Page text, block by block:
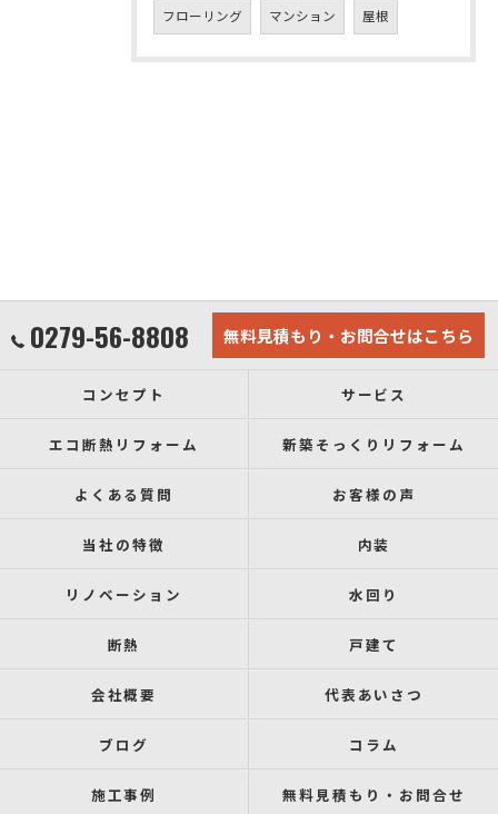
フローリング マンション 屋根
0279-56-8808 無料見積もり・お問合せはこちら
コンセプト サービス
エコ断熱リフォーム 新築そっくりリフォーム
よくある質問 お客様の声
当社の特徴 内装
リノベーション 水回り
断熱 戸建て
会社概要 代表あいさつ
ブログ コラム
施工事例 無料見積もり・お問合せ